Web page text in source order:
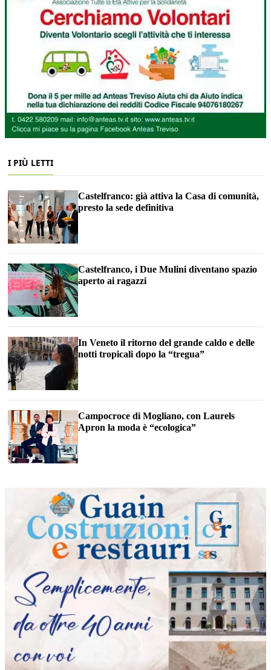
I PIÙ LETTI
Castelfranco: già attiva la Casa di comunità,
presto la sede definitiva
Castelfranco, i Due Mulini diventano spazio
aperto ai ragazzi
In Veneto il ritorno del grande caldo e delle
notti tropicali dopo la “tregua”
Campocroce di Mogliano, con Laurels
Apron la moda è “ecologica”